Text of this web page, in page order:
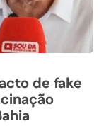
de fake